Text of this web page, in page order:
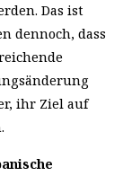
Das ist
dennoch, dass
ihr Ziel auf